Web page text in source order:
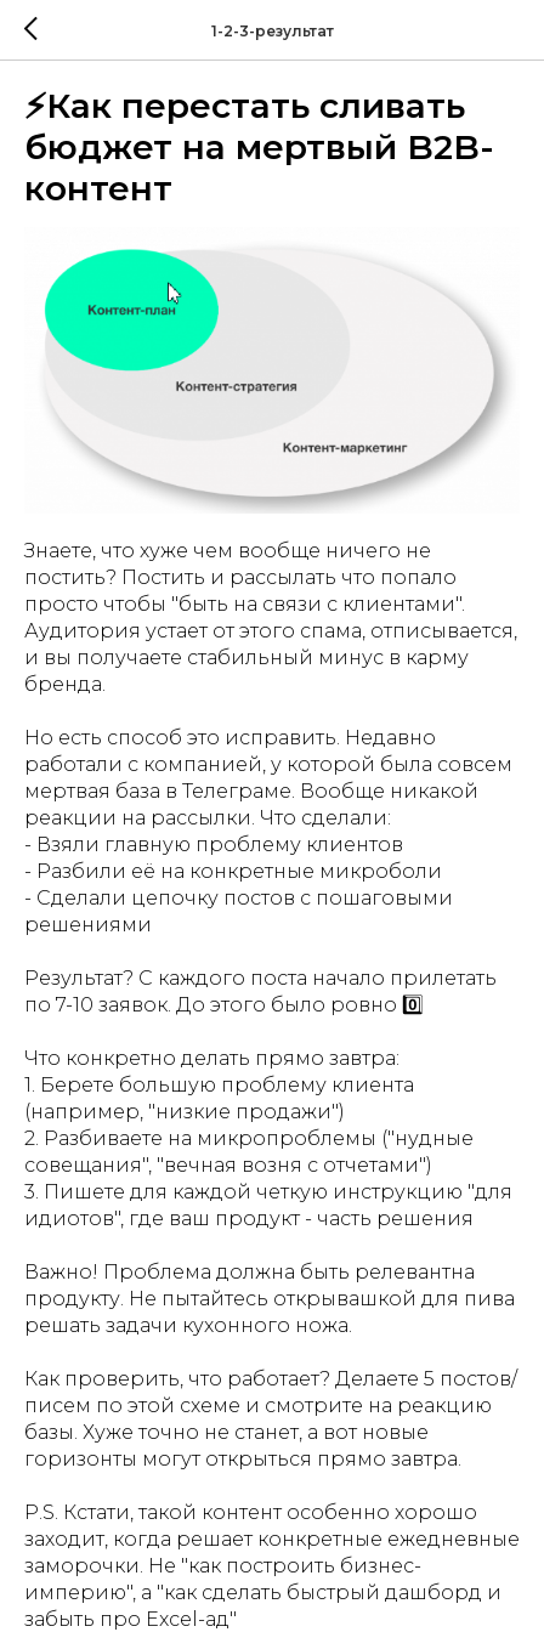
1-2-3-результат
⚡️Как перестать сливать
бюджет на мертвый B2B-
контент
Знаете, что хуже чем вообще ничего не
постить? Постить и рассылать что попало
просто чтобы "быть на связи с клиентами".
Аудитория устает от этого спама, отписывается,
и вы получаете стабильный минус в карму
бренда.
Но есть способ это исправить. Недавно
работали с компанией, у которой была совсем
мертвая база в Телеграме. Вообще никакой
реакции на рассылки. Что сделали:
- Взяли главную проблему клиентов
- Разбили её на конкретные микроболи
- Сделали цепочку постов с пошаговыми
решениями
Результат? С каждого поста начало прилетать
по 7-10 заявок. До этого было ровно 0️⃣
Что конкретно делать прямо завтра:
1. Берете большую проблему клиента
(например, "низкие продажи")
2. Разбиваете на микропроблемы ("нудные
совещания", "вечная возня с отчетами")
3. Пишете для каждой четкую инструкцию "для
идиотов", где ваш продукт - часть решения
Важно! Проблема должна быть релевантна
продукту. Не пытайтесь открывашкой для пива
решать задачи кухонного ножа.
Как проверить, что работает? Делаете 5 постов/
писем по этой схеме и смотрите на реакцию
базы. Хуже точно не станет, а вот новые
горизонты могут открыться прямо завтра.
P.S. Кстати, такой контент особенно хорошо
заходит, когда решает конкретные ежедневные
заморочки. Не "как построить бизнес-
империю", а "как сделать быстрый дашборд и
забыть про Excel-ад"